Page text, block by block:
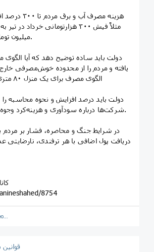
میلیون تومان رسیده است.
یافته و مردم را از محدوده خوش‌مصرفی
الگوی مصرف برای یک منزل ۸۰ متری واقعی است؟
شرکت‌ها درباره سودآوری و هزینه‌کرد وجوه پاسخگو باشند.
دریافت پول اضافی با هر ترفندی، نارضایتی
8754